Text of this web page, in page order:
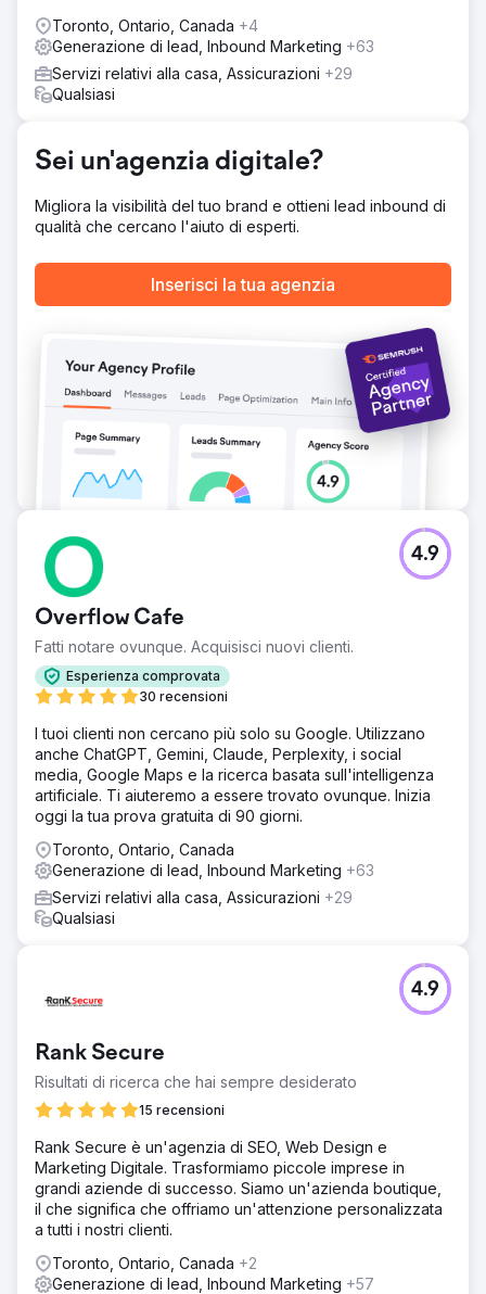
autorità online attraverso backlink strategici.
Risultato
Total Spine Health and Injury Center ha registrato
un'incredibile crescita nel posizionamento nei motori di
portato a un enorme aumento del 400% dei lead. Non
solo in numeri, ma anche nella qualità dei contatti –
Toronto, Ontario, Canada +4
Generazione di lead, Inbound Marketing +63
Servizi relativi alla casa, Assicurazioni +29
Qualsiasi
Sei un'agenzia digitale?
Migliora la visibilità del tuo brand e ottieni lead inbound di
qualità che cercano l'aiuto di esperti.
Inserisci la tua agenzia
Overflow Cafe
Fatti notare ovunque. Acquisisci nuovi clienti.
Esperienza comprovata
30 recensioni
4.9
I tuoi clienti non cercano più solo su Google. Utilizzano
anche ChatGPT, Gemini, Claude, Perplexity, i social
media, Google Maps e la ricerca basata sull'intelligenza
artificiale. Ti aiuteremo a essere trovato ovunque. Inizia
oggi la tua prova gratuita di 90 giorni.
Toronto, Ontario, Canada
Generazione di lead, Inbound Marketing +63
Servizi relativi alla casa, Assicurazioni +29
Qualsiasi
Rank Secure
Risultati di ricerca che hai sempre desiderato
15 recensioni
4.9
Rank Secure è un'agenzia di SEO, Web Design e
Marketing Digitale. Trasformiamo piccole imprese in
grandi aziende di successo. Siamo un'azienda boutique,
il che significa che offriamo un'attenzione personalizzata
a tutti i nostri clienti.
Toronto, Ontario, Canada +2
Generazione di lead, Inbound Marketing +57